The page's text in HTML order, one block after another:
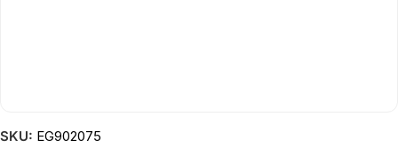
SKU: EG902075